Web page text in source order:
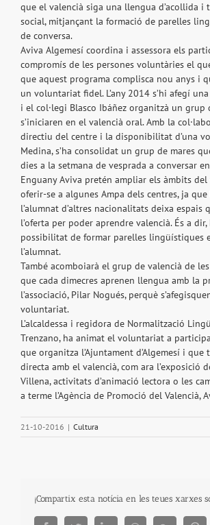
que el valencià siga una llengua d’acollida i
social, mitjançant la formació de parelles
de conversa.
Aviva Algemesí coordina i assessora els
compromís de les persones voluntàries el
que aquest programa complisca nou anys i
un voluntariat fidel. L’any 2014 s’hi afegí
i el col·legi Blasco Ibáñez organitzà un grup
s’iniciaren en el valencià oral. Amb la
directiu del centre i la disponibilitat d’una
Medina, s’ha consolidat un grup de mares
dies a la setmana de vesprada a conversar
Enguany Aviva pretén ampliar els àmbits
oferir-se a algunes Ampa dels centres, ja que
l’alumnat d’altres nacionalitats deixa espais
l’oferta per poder aprendre valencià. És a
possibilitat de formar parelles lingüístiques
l’alumnat.
També acomboiarà el grup de valencià de les
que cada dimecres aprenen llengua amb la
l’associació, Pilar Nogués, perquè
voluntariat.
L’alcaldessa i regidora de Normalització
Trenzano, ha animat el voluntariat a
que organitza l’Ajuntament d’Algemesí i que
directa amb el valencià, com ara l’exposició
Villena, activitats d’animació lectora o les
a terme l’Agència de Promoció del Valencià,
21-10-2016 | Cultura
¡Compartix esta notícia en les teues xarxes